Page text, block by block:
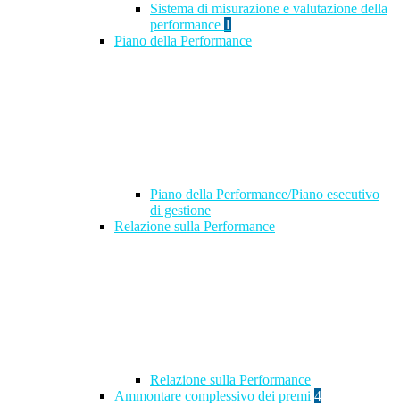
Sistema di misurazione e valutazione della
performance 1
Piano della Performance
Piano della Performance/Piano esecutivo
di gestione
Relazione sulla Performance
Relazione sulla Performance
Ammontare complessivo dei premi 4